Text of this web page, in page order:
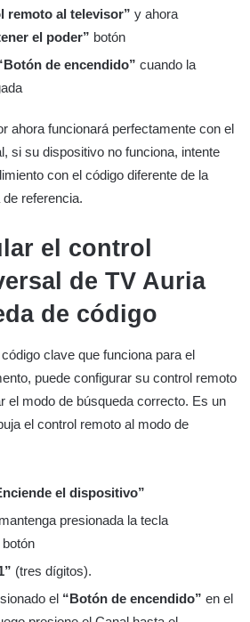
remoto al televisor” y ahora
el poder” botón
de encendido” cuando la
ahora funcionará perfectamente con el
si su dispositivo no funciona, intente
con el código diferente de la
referencia.
el control
de TV Auria
de código
clave que funciona para el
puede configurar su control remoto
el modo de búsqueda correcto. Es un
el control remoto al modo de
el dispositivo”
presionada la tecla
botón
(tres dígitos).
el “Botón de encendido” en el